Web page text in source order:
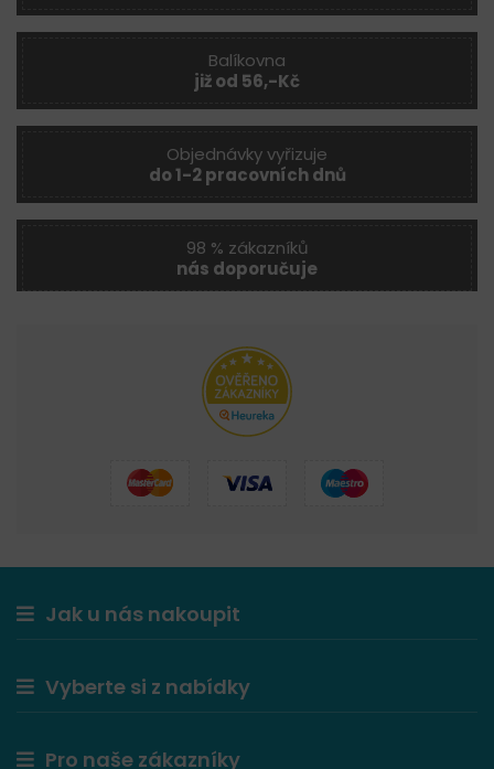
Balíkovna
již od 56,-Kč
Objednávky vyřizuje
do 1-2 pracovních dnů
98 % zákazníků
nás doporučuje
Jak u nás nakoupit
Vyberte si z nabídky
Pro naše zákazníky